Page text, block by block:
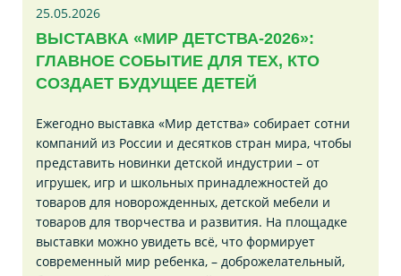
25.05.2026
ВЫСТАВКА «МИР ДЕТСТВА-2026»:
ГЛАВНОЕ СОБЫТИЕ ДЛЯ ТЕХ, КТО
СОЗДАЕТ БУДУЩЕЕ ДЕТЕЙ
Ежегодно выставка «Мир детства» собирает сотни
компаний из России и десятков стран мира, чтобы
представить новинки детской индустрии – от
игрушек, игр и школьных принадлежностей до
товаров для новорожденных, детской мебели и
товаров для творчества и развития. На площадке
выставки можно увидеть всё, что формирует
современный мир ребенка, – доброжелательный,